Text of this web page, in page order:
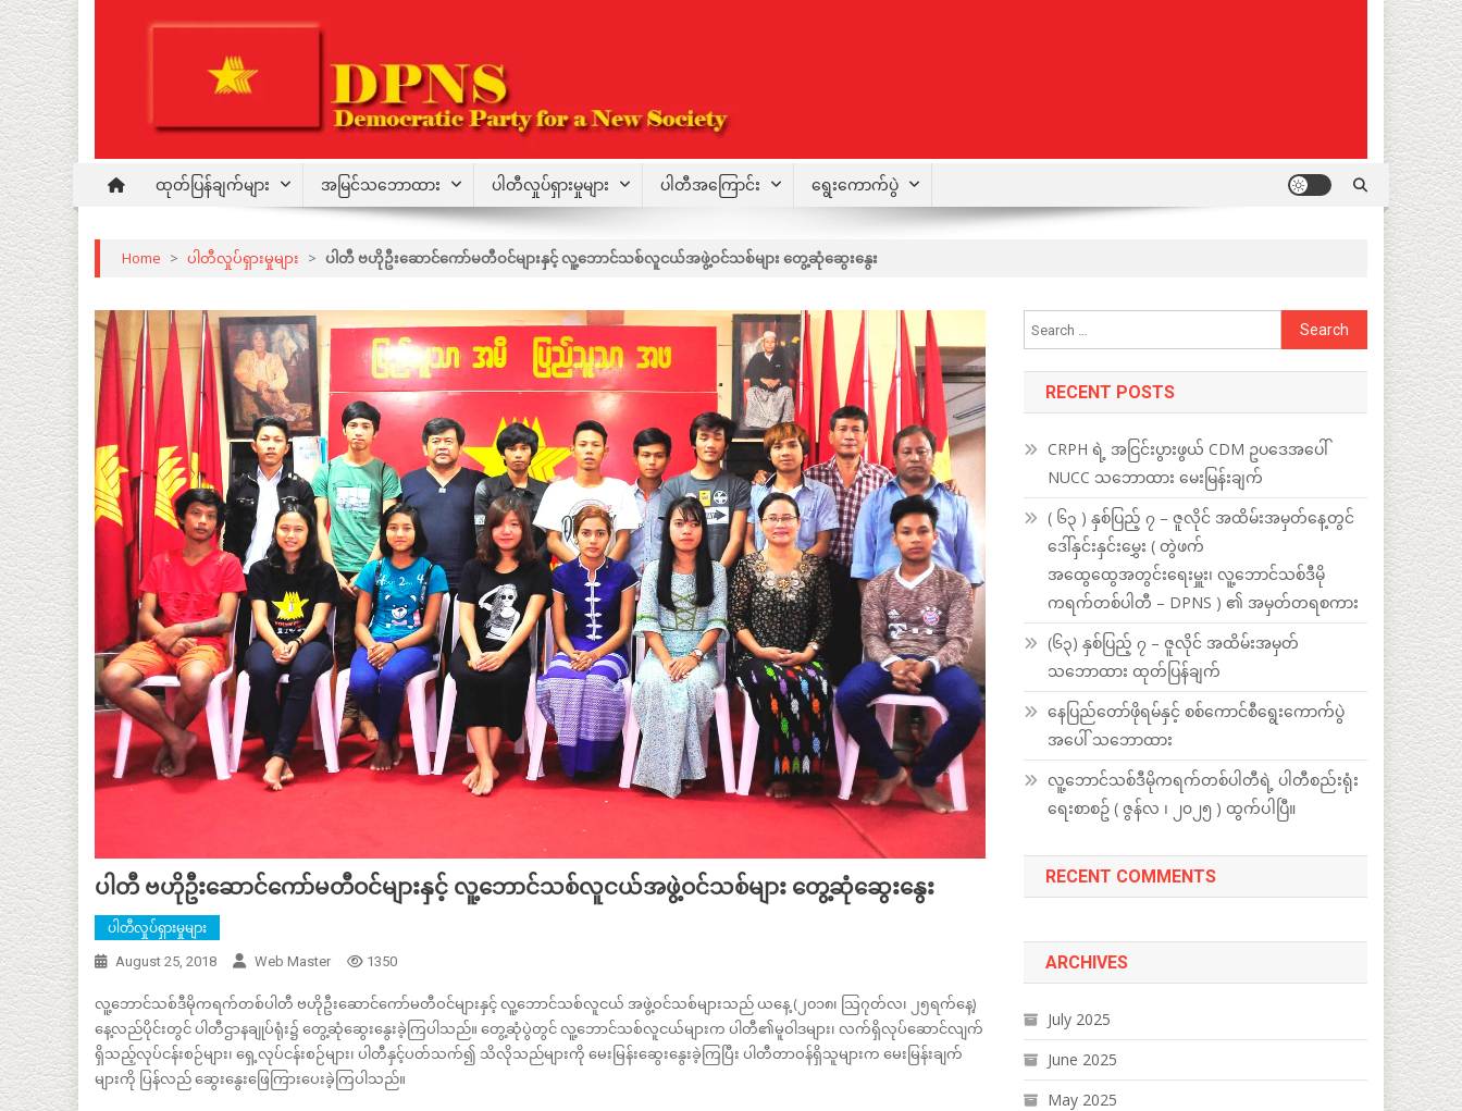
content
DPNS
Democratic Party for a New Society
ထုတ်ပြန်ချက်များ အမြင်သဘောထား ပါတီလှုပ်ရှားမှုများ ပါတီအကြောင်း ရွေးကောက်ပွဲ
Home > ပါတီလှုပ်ရှားမှုများ > ပါတီ ဗဟိုဦးဆောင်ကော်မတီဝင်များနှင့် လူ့ဘောင်သစ်လူငယ်အဖွဲ့ဝင်သစ်များ တွေ့ဆုံဆွေးနွေး
ပါတီ ဗဟိုဦးဆောင်ကော်မတီဝင်များနှင့် လူ့ဘောင်သစ်လူငယ်အဖွဲ့ဝင်သစ်များ တွေ့ဆုံဆွေးနွေး
ပါတီလှုပ်ရှားမှုများ
August 25, 2018 Web Master 1350
လူ့ဘောင်သစ်ဒီမိုကရက်တစ်ပါတီ ဗဟိုဦးဆောင်ကော်မတီဝင်များနှင့် လူ့ဘောင်သစ်လူငယ် အဖွဲ့ဝင်သစ်များသည် ယနေ့ (၂၀၁၈၊ သြဂုတ်လ၊ ၂၅ရက်နေ့)
နေ့လည်ပိုင်းတွင် ပါတီဌာနချုပ်ရုံး၌ တွေ့ဆုံဆွေးနွေးခဲ့ကြပါသည်။ တွေ့ဆုံပွဲတွင် လူ့ဘောင်သစ်လူငယ်များက ပါတီ၏မူဝါဒများ၊ လက်ရှိလုပ်ဆောင်လျက်
ရှိသည့်လုပ်ငန်းစဉ်များ၊ ရှေ့လုပ်ငန်းစဉ်များ၊ ပါတီနှင့်ပတ်သက်၍ သိလိုသည်များကို မေးမြန်းဆွေးနွေးခဲ့ကြပြီး ပါတီတာဝန်ရှိသူများက မေးမြန်းချက်
များကို ပြန်လည် ဆွေးနွေးဖြေကြားပေးခဲ့ကြပါသည်။
Search
for:
RECENT POSTS
CRPH ရဲ့ အငြင်းပွားဖွယ် CDM ဥပဒေအပေါ်
NUCC သဘောထား မေးမြန်းချက်
( ၆၃ ) နှစ်ပြည့် ၇ – ဇူလိုင် အထိမ်းအမှတ်နေ့တွင်
ဒေါ်နှင်းနှင်းမွှေး ( တွဲဖက်
အထွေထွေအတွင်းရေးမှူး၊ လူ့ဘောင်သစ်ဒီမို
ကရက်တစ်ပါတီ – DPNS ) ၏ အမှတ်တရစကား
(၆၃) နှစ်ပြည့် ၇ – ဇူလိုင် အထိမ်းအမှတ်
သဘောထား ထုတ်ပြန်ချက်
နေပြည်တော်ဖိုရမ်နှင့် စစ်ကောင်စီရွေးကောက်ပွဲ
အပေါ် သဘောထား
လူ့ဘောင်သစ်ဒီမိုကရက်တစ်ပါတီရဲ့ ပါတီစည်းရုံး
ရေးစာစဥ် ( ဇွန်လ ၊ ၂၀၂၅ ) ထွက်ပါပြီ။
RECENT COMMENTS
ARCHIVES
July 2025
June 2025
May 2025